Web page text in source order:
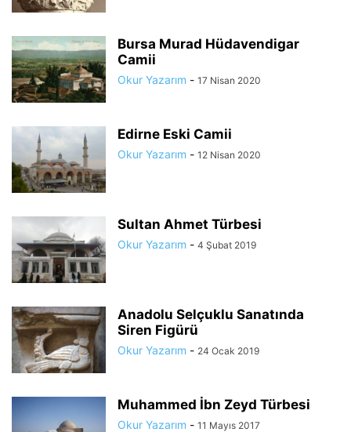
Bursa Murad Hüdavendigar
Camii
Okur Yazarım - 17 Nisan 2020
Edirne Eski Camii
Okur Yazarım - 12 Nisan 2020
Sultan Ahmet Türbesi
Okur Yazarım - 4 Şubat 2019
Anadolu Selçuklu Sanatında
Siren Figürü
Okur Yazarım - 24 Ocak 2019
Muhammed İbn Zeyd Türbesi
Okur Yazarım - 11 Mayıs 2017